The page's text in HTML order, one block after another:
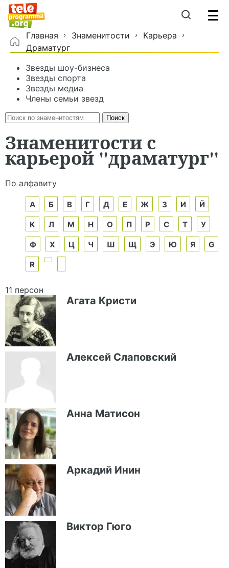
Главная Знаменитости
Карьера
Драматург
Звезды шоу-бизнеса
Звезды спорта
Звезды медиа
Члены семьи звезд
Знаменитости с
карьерой "драматург"
По алфавиту
А Б В Г Д Е Ж З И Й
К Л М Н О П Р С Т У
Ф Х Ц Ч Ш Щ Э Ю Я G
R
11 персон
Агата Кристи
Алексей Слаповский
Анна Матисон
Аркадий Инин
Виктор Гюго